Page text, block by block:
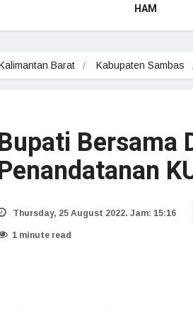
HAM
Barat Kabupaten Sambas
Bersama
Thursday, 25 August 2022. Jam: 15:16
1 minute read